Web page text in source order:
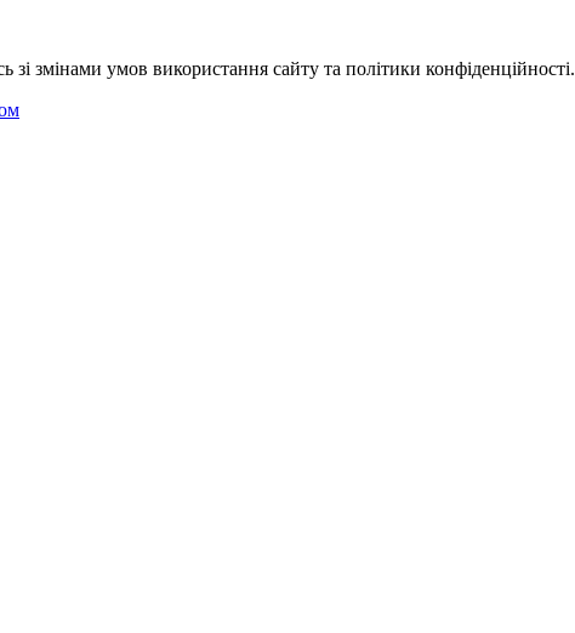
змінами умов використання сайту та політики конфіденційності.